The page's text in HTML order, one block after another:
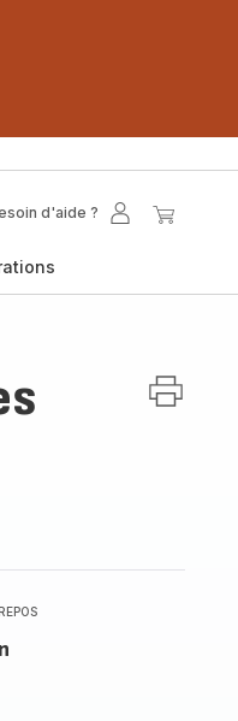
d'aide ?
Mon